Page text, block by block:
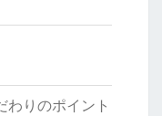
わりのポイント